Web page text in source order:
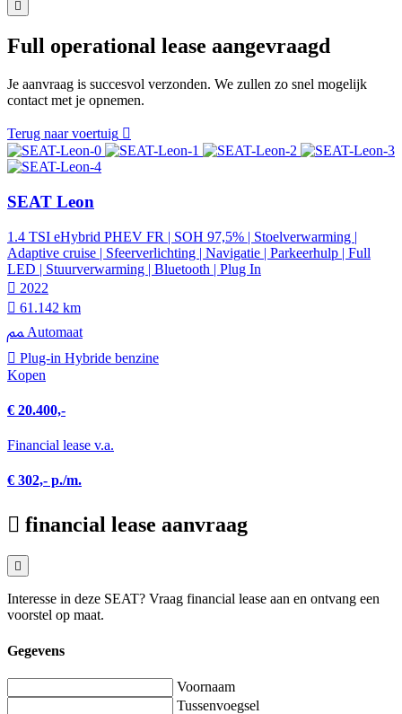
Full operational lease aangevraagd
Je aanvraag is succesvol verzonden. We zullen zo snel mogelijk
contact met je opnemen.
Terug naar voertuig
SEAT Leon
1.4 TSI eHybrid PHEV FR | SOH 97,5% | Stoelverwarming |
Adaptive cruise | Sfeerverlichting | Navigatie | Parkeerhulp | Full
LED | Stuurverwarming | Bluetooth | Plug In
2022
61.142 km
Automaat
Plug-in Hybride benzine
Kopen
€ 20.400,-
Financial lease v.a.
€ 302,- p./m.
financial lease aanvraag
Interesse in deze SEAT? Vraag financial lease aan en ontvang een
voorstel op maat.
Gegevens
Voornaam
Tussenvoegsel